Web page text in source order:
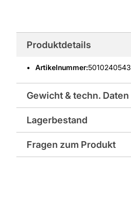
Produktdetails
Artikelnummer:5010240543
Gewicht & techn. Daten
Abriebgruppe: null
Trittsicherheit: R11/B
Lagerbestand
Fragen zum Produkt